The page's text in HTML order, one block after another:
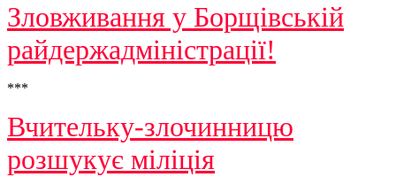
Зловживання у Борщівській
райдержадміністрації!
***
Вчительку-злочинницю
розшукує міліція